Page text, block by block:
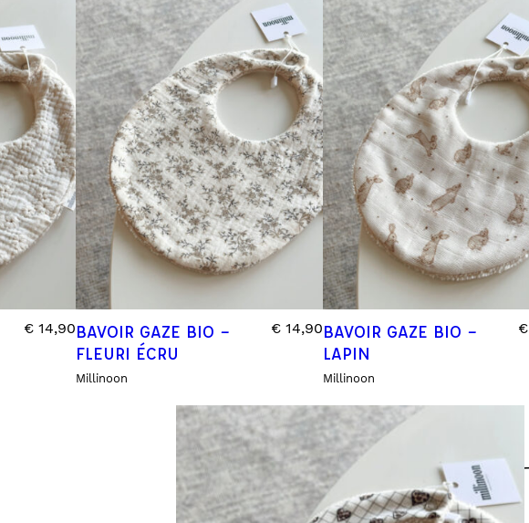
€ 14,90BAVOIR GAZE BIO –
FLEURI ÉCRU
Millinoon
€ 14,90BAVOIR GAZE BIO –
LAPIN
Millinoon
€